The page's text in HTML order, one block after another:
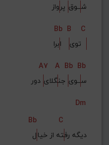
شــوق پرواز
Bb B
C
توی
   ا
A7 A Bb Bb
ســوی جنگلای دور
Dm
Bb
C
دیگه رفته از خیال